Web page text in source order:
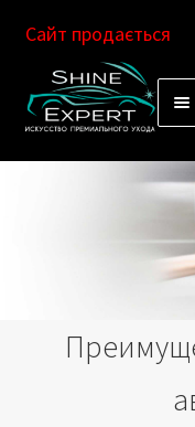
Перейти
к
Перейти
к
Сайт продається